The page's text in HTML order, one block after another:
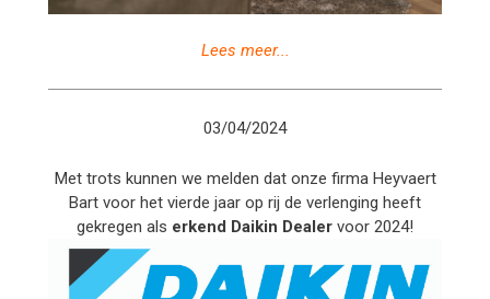
Lees meer...
03/04/2024
Met trots kunnen we melden dat onze firma Heyvaert
Bart voor het vierde jaar op rij de verlenging heeft
gekregen als erkend Daikin Dealer voor 2024!